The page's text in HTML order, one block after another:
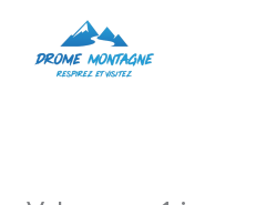
contenu